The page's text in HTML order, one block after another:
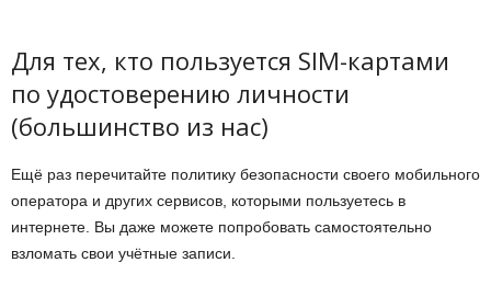
Для тех, кто пользуется SIM-картами
по удостоверению личности
(большинство из нас)
Ещё раз перечитайте политику безопасности своего мобильного
оператора и других сервисов, которыми пользуетесь в
интернете. Вы даже можете попробовать самостоятельно
взломать свои учётные записи.